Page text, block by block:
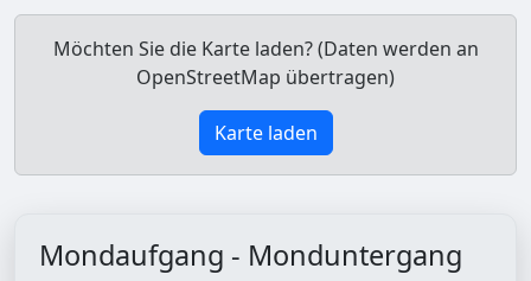
Möchten Sie die Karte laden? (Daten werden an
OpenStreetMap übertragen)
Karte laden
Mondaufgang - Monduntergang